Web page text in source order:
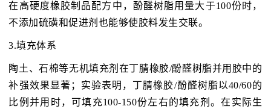
在高硬度橡胶制品配方中，酚醛树脂用量大于100份时，
不添加硫磺和促进剂也能够使胶料发生交联。
3.填充体系
陶土、石棉等无机填充剂在丁腈橡胶/酚醛树脂并用胶中的
补强效果显著；实验表明，丁腈橡胶/酚醛树脂以40/60的
比例并用时，可填充100-150份左右的填充剂。在实际生